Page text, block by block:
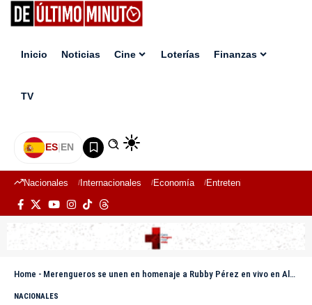
Inicio Noticias Cine Loterías Finanzas
TV
ES|EN
Nacionales Internacionales Economía Entretenimiento
Home - Merengueros se unen en homenaje a Rubby Pérez en vivo en Alofoke
NACIONALES